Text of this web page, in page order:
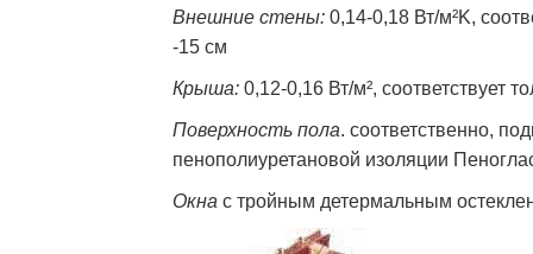
Внешние стены: 0,14-0,18 Вт/м²K,
-15 см
Крыша: 0,12-0,16 Вт/м², соответствует
Поверхность пола. соответственно,
пенополиуретановой изоляции
Окна с тройным детермальным